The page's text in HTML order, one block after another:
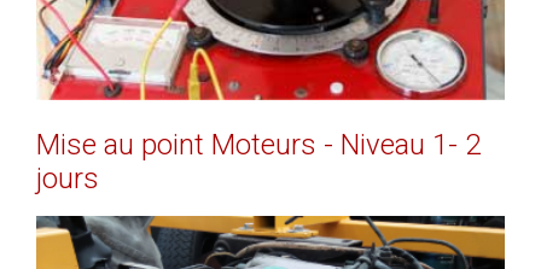
Mise au point Moteurs - Niveau 1- 2
jours